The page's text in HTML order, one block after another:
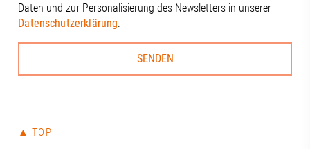
Daten und zur Personalisierung des Newsletters in unserer
Datenschutzerklärung.
▲ TOP